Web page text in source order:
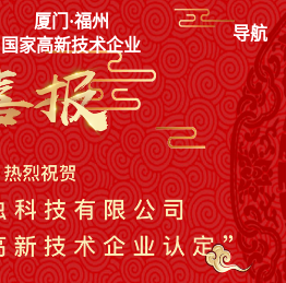
厦门·福州
国家高新技术企业
导航